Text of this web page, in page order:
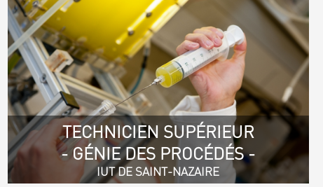
TECHNICIEN SUPÉRIEUR
- GÉNIE DES PROCÉDÉS -
IUT DE SAINT-NAZAIRE